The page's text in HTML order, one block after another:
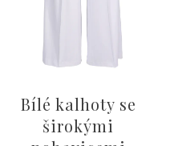
Bílé kalhoty se
širokými